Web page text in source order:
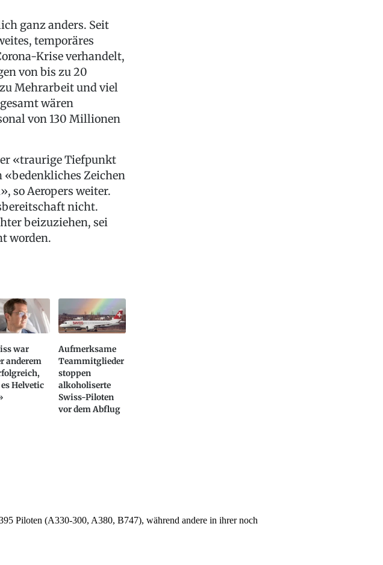
ganz anders. Seit
temporäres
Krise verhandelt,
von bis zu 20
Mehrarbeit und viel
wären
von 130 Millionen
«traurige Tiefpunkt
Zeichen
so Aeropers weiter.
nicht.
beizuziehen, sei
worden.
war
anderem
Helvetic
Aufmerksame
Teammitglieder
stoppen
alkoholiserte
Swiss-Piloten
vor dem Abflug